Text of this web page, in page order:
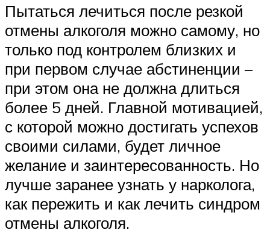
Пытаться лечиться после резкой
отмены алкоголя можно самому, но
только под контролем близких и
при первом случае абстиненции –
при этом она не должна длиться
более 5 дней. Главной мотивацией,
с которой можно достигать успехов
своими силами, будет личное
желание и заинтересованность. Но
лучше заранее узнать у нарколога,
как пережить и как лечить синдром
отмены алкоголя.